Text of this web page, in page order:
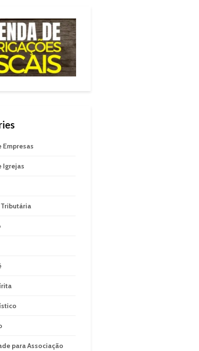
Empresas
Igrejas
para Associação